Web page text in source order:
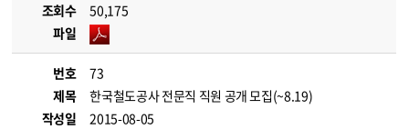
조회수
50,175
파일
번호
73
제목
한국철도공사 전문직 직원 공개 모집(~8.19)
작성일
2015-08-05